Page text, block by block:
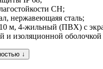
CH;
нержавеющаяя сталь;
м, 4-жильный (ПВХ) с
и изоляционной оболочкой
↓